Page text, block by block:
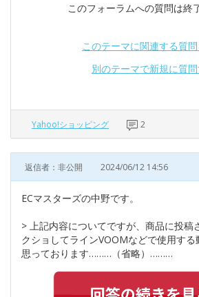
このフォーラムへの質問は終
このテーマに関連する質
別のテーマで新規に質問
Yahoo!ショッピング 2
返信者：非公開 2024/06/12 14:56
ECマスターズの中野です。
> 上記内容についてですが、商品に投稿
クショしてラインVOOMなどで使用する
思っております………（省略）………